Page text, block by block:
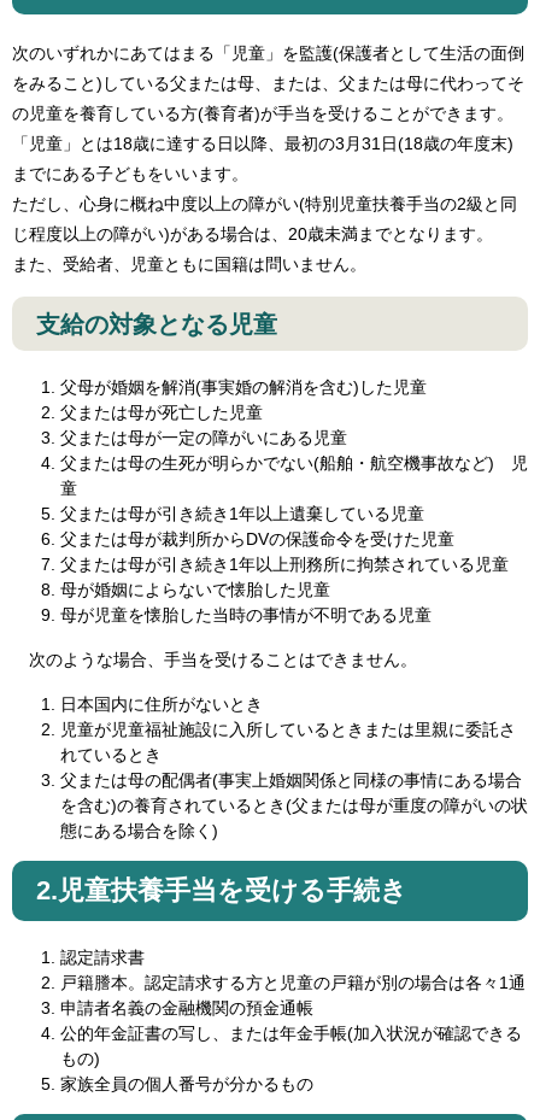
次のいずれかにあてはまる「児童」を監護(保護者として生活の面倒
をみること)している父または母、または、父または母に代わってそ
の児童を養育している方(養育者)が手当を受けることができます。
「児童」とは18歳に達する日以降、最初の3月31日(18歳の年度末)
までにある子どもをいいます。
ただし、心身に概ね中度以上の障がい(特別児童扶養手当の2級と同
じ程度以上の障がい)がある場合は、20歳未満までとなります。
また、受給者、児童ともに国籍は問いません。
支給の対象となる児童
父母が婚姻を解消(事実婚の解消を含む)した児童
父または母が死亡した児童
父または母が一定の障がいにある児童
父または母の生死が明らかでない(船舶・航空機事故など) 児
童
父または母が引き続き1年以上遺棄している児童
父または母が裁判所からDVの保護命令を受けた児童
父または母が引き続き1年以上刑務所に拘禁されている児童
母が婚姻によらないで懐胎した児童
母が児童を懐胎した当時の事情が不明である児童
次のような場合、手当を受けることはできません。
日本国内に住所がないとき
児童が児童福祉施設に入所しているときまたは里親に委託さ
れているとき
父または母の配偶者(事実上婚姻関係と同様の事情にある場合
を含む)の養育されているとき(父または母が重度の障がいの状
態にある場合を除く)
2.児童扶養手当を受ける手続き
認定請求書
戸籍謄本。認定請求する方と児童の戸籍が別の場合は各々1通
申請者名義の金融機関の預金通帳
公的年金証書の写し、または年金手帳(加入状況が確認できる
もの)
家族全員の個人番号が分かるもの